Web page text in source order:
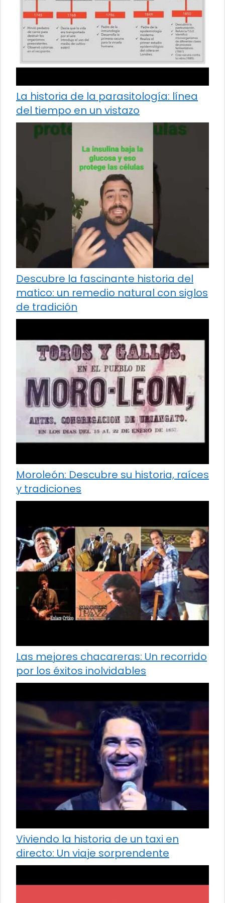
La historia de la parasitología: línea
del tiempo en un vistazo
Descubre la fascinante historia del
matico: un remedio natural con siglos
de tradición
Moroleón: Descubre su historia, raíces
y tradiciones
Las mejores chacareras: Un recorrido
por los éxitos inolvidables
Viviendo la historia de un taxi en
directo: Un viaje sorprendente